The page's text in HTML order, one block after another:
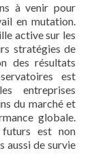
à venir pour
en mutation.
active sur les
stratégies de
des résultats
est
entreprises
du marché et
globale.
est non
aussi de survie